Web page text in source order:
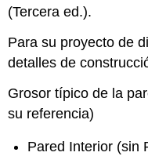
(Tercera ed.).
Para su proyecto de
detalles de
Grosor típico de la
su referencia)
Pared Interior (sin